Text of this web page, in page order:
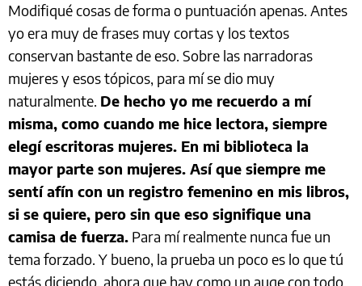
Modifiqué cosas de forma o puntuación apenas. Antes
yo era muy de frases muy cortas y los textos
conservan bastante de eso. Sobre las narradoras
mujeres y esos tópicos, para mí se dio muy
naturalmente. De hecho yo me recuerdo a mí
misma, como cuando me hice lectora, siempre
elegí escritoras mujeres. En mi biblioteca la
mayor parte son mujeres. Así que siempre me
sentí afín con un registro femenino en mis libros,
si se quiere, pero sin que eso signifique una
camisa de fuerza. Para mí realmente nunca fue un
tema forzado. Y bueno, la prueba un poco es lo que tú
estás diciendo, ahora que hay como un auge con todo